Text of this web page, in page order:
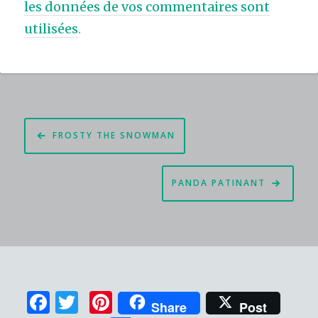
les données de vos commentaires sont
utilisées.
Navigation
de
FROSTY THE SNOWMAN
PANDA PATINANT
F
T
Pi
Share
Post